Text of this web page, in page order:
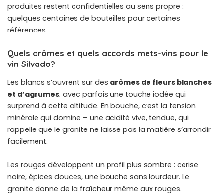
produites restent confidentielles au sens propre :
quelques centaines de bouteilles pour certaines
références.
Quels arômes et quels accords mets-vins pour le
vin Silvado?
Les blancs s’ouvrent sur des arômes de fleurs blanches
et d’agrumes, avec parfois une touche iodée qui
surprend à cette altitude. En bouche, c’est la tension
minérale qui domine – une acidité vive, tendue, qui
rappelle que le granite ne laisse pas la matière s’arrondir
facilement.
Les rouges développent un profil plus sombre : cerise
noire, épices douces, une bouche sans lourdeur. Le
granite donne de la fraîcheur même aux rouges.